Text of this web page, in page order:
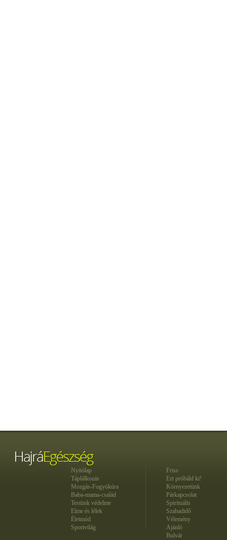
Nyitólap
Táplálkozás
Mozgás-Fogyókúra
Baba-mama-család
Testünk védelme
Elme és lélek
Életmód
Sportvilág
Friss
Ezt próbáld ki!
Környezetünk
Párkapcsolat
Spirituális
Szabadidő
Vélemény
Ajánló
Bulvár